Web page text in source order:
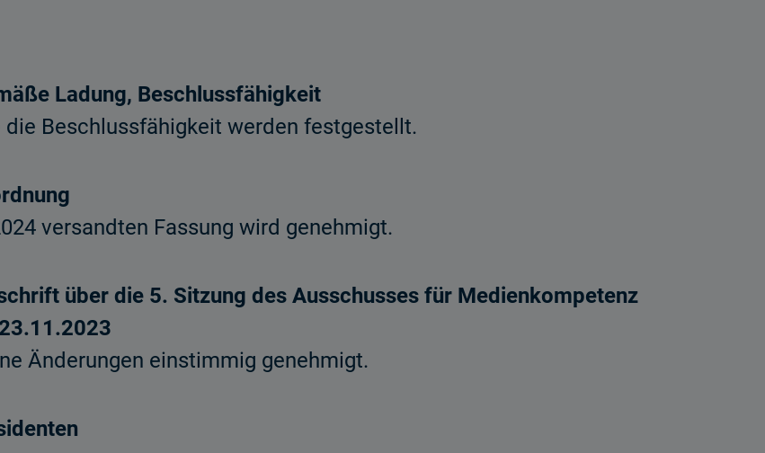
Ladung, Beschlussfähigkeit
Beschlussfähigkeit werden festgestellt.
versandten Fassung wird genehmigt.
über die 5. Sitzung des Ausschusses für Medienkompetenz
Änderungen einstimmig genehmigt.